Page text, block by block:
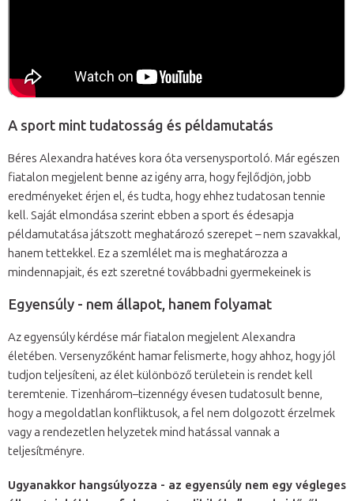
A sport mint tudatosság és példamutatás
Béres Alexandra hatéves kora óta versenysportoló. Már egészen
fiatalon megjelent benne az igény arra, hogy fejlődjön, jobb
eredményeket érjen el, és tudta, hogy ehhez tudatosan tennie
kell. Saját elmondása szerint ebben a sport és édesapja
példamutatása játszott meghatározó szerepet – nem szavakkal,
hanem tettekkel. Ez a szemlélet ma is meghatározza a
mindennapjait, és ezt szeretné továbbadni gyermekeinek is
Egyensúly - nem állapot, hanem folyamat
Az egyensúly kérdése már fiatalon megjelent Alexandra
életében. Versenyzőként hamar felismerte, hogy ahhoz, hogy jól
tudjon teljesíteni, az élet különböző területein is rendet kell
teremtenie. Tizenhárom–tizennégy évesen tudatosult benne,
hogy a megoldatlan konfliktusok, a fel nem dolgozott érzelmek
vagy a rendezetlen helyzetek mind hatással vannak a
teljesítményre.
Ugyanakkor hangsúlyozza - az egyensúly nem egy végleges